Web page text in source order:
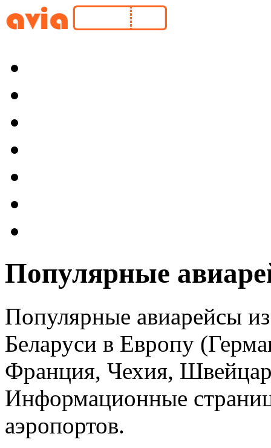
Популярные
Популярные авиарейсы
Беларуси в Европу
Франция, Чехия,
Информационные
аэропортов.